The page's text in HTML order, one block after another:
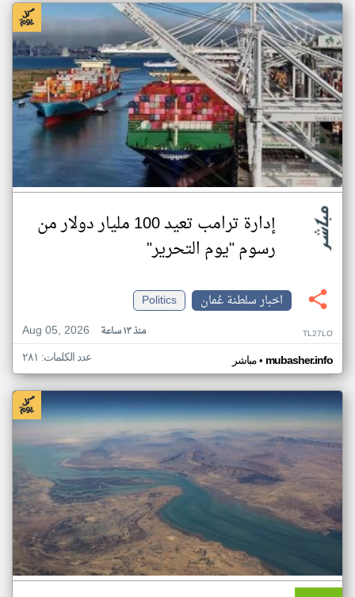
إدارة ترامب تعيد 100 مليار دولار من
رسوم "يوم التحرير"
اخبار سلطنة عُمان
Politics
Aug 05, 2026
منذ ١٣ ساعة TL27LO
مباشر• mubasher.info عدد الكلمات: ٢٨١